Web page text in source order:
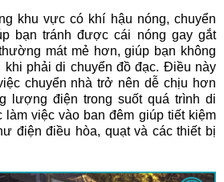
khu vực có khí hậu nóng, chuyển
bạn tránh được cái nóng gay gắt
mát mẻ hơn, giúp bạn không
khi phải di chuyển đồ đạc. Điều này
chuyển nhà trở nên dễ chịu hơn
lượng điện trong suốt quá trình di
làm việc vào ban đêm giúp tiết kiệm
điện điều hòa, quạt và các thiết bị